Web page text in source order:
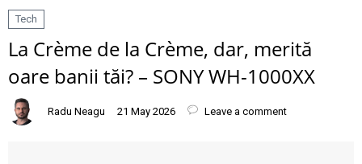
Tech
La Crème de la Crème, dar, merită
oare banii tăi? – SONY WH-1000XX
Radu Neagu 21 May 2026 Leave a comment